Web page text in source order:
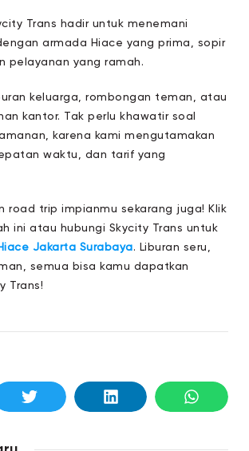
Trans hadir untuk menemani
armada Hiace yang prima, sopir
pelayanan yang ramah.
keluarga, rombongan teman, atau
kantor. Tak perlu khawatir soal
karena kami mengutamakan
waktu, dan tarif yang
road trip impianmu sekarang juga! Klik
ini atau hubungi Skycity Trans untuk
Jakarta Surabaya. Liburan seru,
semua bisa kamu dapatkan
Trans!